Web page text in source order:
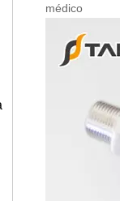
médico